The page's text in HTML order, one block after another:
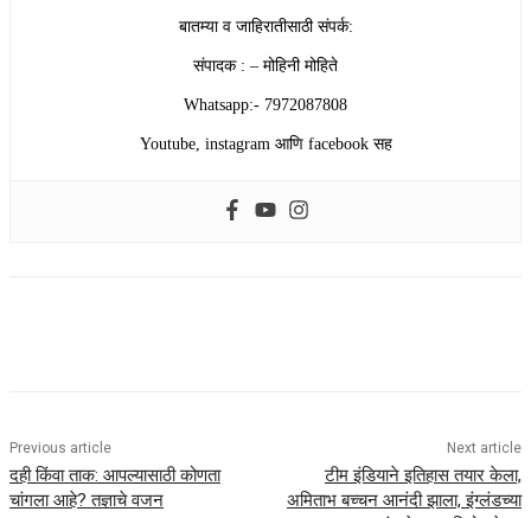
बातम्या व जाहिरातीसाठी संपर्क:
संपादक : – मोहिनी मोहिते
Whatsapp:- 7972087808
Youtube, instagram आणि facebook सह
Previous article
दही किंवा ताक: आपल्यासाठी कोणता
चांगला आहे? तज्ञाचे वजन
Next article
टीम इंडियाने इतिहास तयार केला,
अमिताभ बच्चन आनंदी झाला, इंग्लंडच्या